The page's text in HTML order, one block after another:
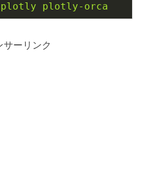
plotly-orca
サーリンク